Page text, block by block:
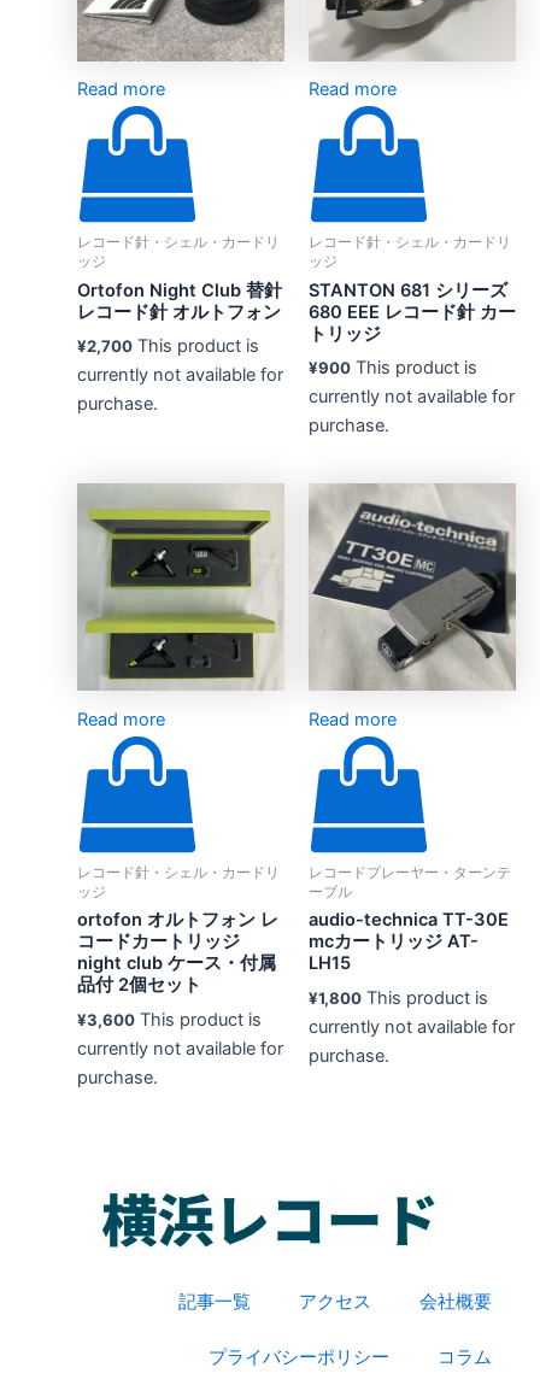
Read more
レコード針・シェル・カードリ
ッジ
Ortofon Night Club 替針
レコード針 オルトフォン
¥2,700 This product is
currently not available for
purchase.
Read more
レコード針・シェル・カードリ
ッジ
STANTON 681 シリーズ
680 EEE レコード針 カー
トリッジ
¥900 This product is
currently not available for
purchase.
Read more
レコード針・シェル・カードリ
ッジ
ortofon オルトフォン レ
コードカートリッジ
night club ケース・付属
品付 2個セット
¥3,600 This product is
currently not available for
purchase.
Read more
レコードプレーヤー・ターンテ
ーブル
audio-technica TT-30E
mcカートリッジ AT-
LH15
¥1,800 This product is
currently not available for
purchase.
記事一覧 アクセス 会社概要
プライバシーポリシー コラム